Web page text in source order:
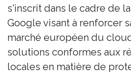
s'inscrit dans le cadre de
Google visant à renforcer
marché européen du
solutions conformes aux
locales en matière de